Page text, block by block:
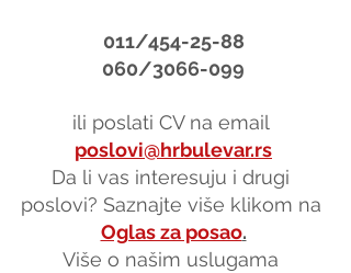
011/454-25-88
060/3066-099
ili poslati CV na email
poslovi@hrbulevar.rs
Da li vas interesuju i drugi
poslovi? Saznajte više klikom na
Oglas za posao.
Više o našim uslugama